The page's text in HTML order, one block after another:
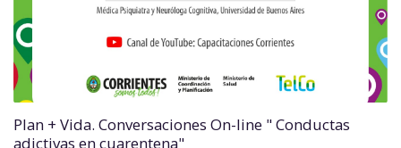
Plan + Vida. Conversaciones On-line " Conductas
adictivas en cuarentena"